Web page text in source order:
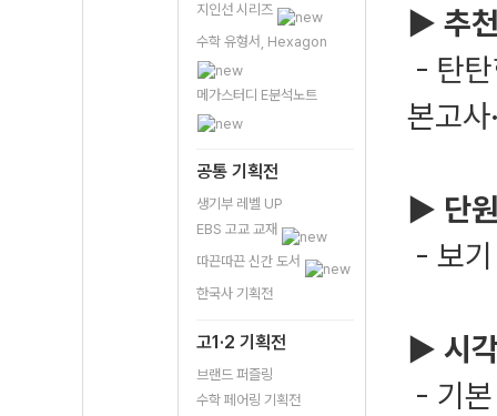
지인선 시리즈
수학 유형서, Hexagon
메가스터디 E분석노트
공통 기획전
생기부 레벨 UP
EBS 고교 교재
따끈따끈 신간 도서
한국사 기획전
고1·2 기획전
브랜드 퍼즐링
수학 페어링 기획전
▶ 추
- 탄
본고
▶ 단
- 보
▶ 시
- 기